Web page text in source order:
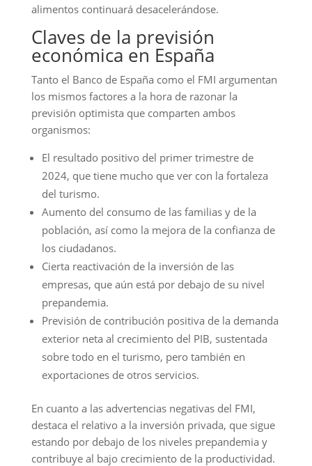
alimentos continuará desacelerándose.
Claves de la previsión
económica en España
Tanto el Banco de España como el FMI argumentan
los mismos factores a la hora de razonar la
previsión optimista que comparten ambos
organismos:
El resultado positivo del primer trimestre de
2024, que tiene mucho que ver con la fortaleza
del turismo.
Aumento del consumo de las familias y de la
población, así como la mejora de la confianza de
los ciudadanos.
Cierta reactivación de la inversión de las
empresas, que aún está por debajo de su nivel
prepandemia.
Previsión de contribución positiva de la demanda
exterior neta al crecimiento del PIB, sustentada
sobre todo en el turismo, pero también en
exportaciones de otros servicios.
En cuanto a las advertencias negativas del FMI,
destaca el relativo a la inversión privada, que sigue
estando por debajo de los niveles prepandemia y
contribuye al bajo crecimiento de la productividad.